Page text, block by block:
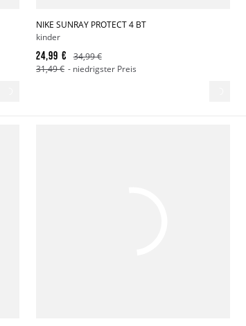
NIKE SUNRAY PROTECT 4 BT
kinder
24,99 €
34,99 €
31,49 € - niedrigster Preis